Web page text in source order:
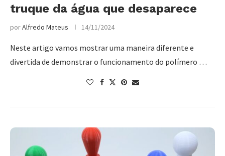
truque da água que desaparece
porAlfredo Mateus 14/11/2024
Neste artigo vamos mostrar uma maneira diferente e
divertida de demonstrar o funcionamento do polímero …